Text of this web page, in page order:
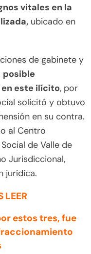
vitales en la
ubicado en
de gabinete y
posible
en este ilícito, por
solicitó y obtuvo
en su contra.
al Centro
de Valle de
Jurisdiccional,
jurídica.
LEER
estos tres, fue